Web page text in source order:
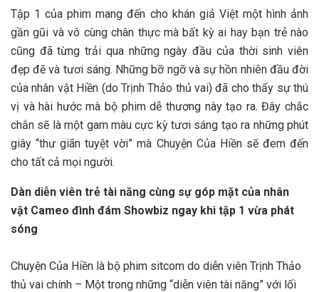
Tập 1 của phim mang đến cho khán giả Việt một hình ảnh
gần gũi và vô cùng chân thực mà bất kỳ ai hay bạn trẻ nào
cũng đã từng trải qua những ngày đầu của thời sinh viên
đẹp đẽ và tươi sáng. Những bỡ ngỡ và sự hồn nhiên đầu đời
của nhân vật Hiền (do Trịnh Thảo thủ vai) đã cho thấy sự thú
vị và hài hước mà bộ phim dễ thương này tạo ra. Đây chắc
chắn sẽ là một gam màu cực kỳ tươi sáng tạo ra những phút
giây “thư giãn tuyệt vời” mà Chuyện Của Hiền sẽ đem đến
cho tất cả mọi người.
Dàn diễn viên trẻ tài năng cùng sự góp mặt của nhân
vật Cameo đình đám Showbiz ngay khi tập 1 vừa phát
sóng
Chuyện Của Hiền là bộ phim sitcom do diễn viên Trịnh Thảo
thủ vai chính – Một trong những “diễn viên tài năng” với lối